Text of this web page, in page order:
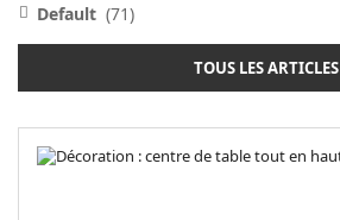
Default (71)
TOUS LES ARTICLES